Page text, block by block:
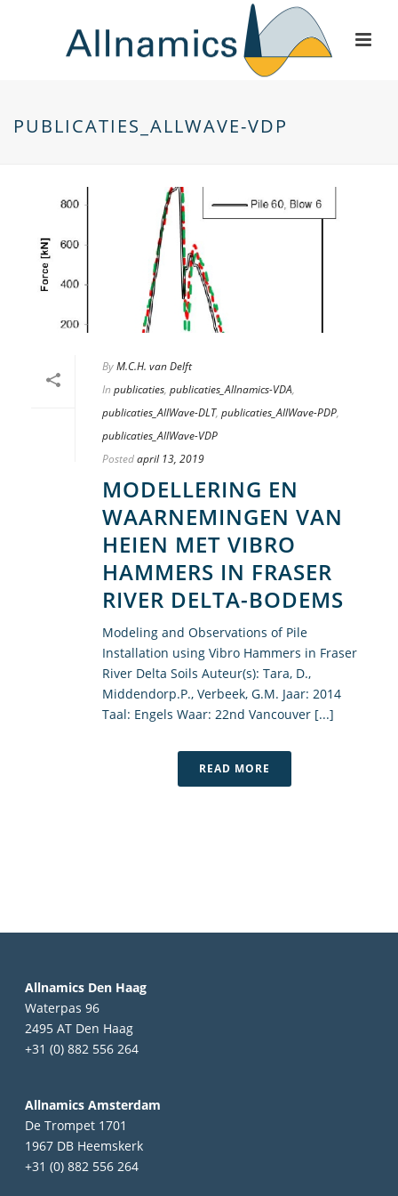
PUBLICATIES_ALLWAVE-VDP
ByM.C.H. van Delft
In publicaties, publicaties_Allnamics-VDA,
publicaties_AllWave-DLT, publicaties_AllWave-PDP,
publicaties_AllWave-VDP
Postedapril 13, 2019
MODELLERING EN
WAARNEMINGEN VAN
HEIEN MET VIBRO
HAMMERS IN FRASER
RIVER DELTA-BODEMS
Modeling and Observations of Pile
Installation using Vibro Hammers in Fraser
River Delta Soils Auteur(s): Tara, D.,
Middendorp.P., Verbeek, G.M. Jaar: 2014
Taal: Engels Waar: 22nd Vancouver [...]
READ MORE
Allnamics Den Haag
Waterpas 96
2495 AT Den Haag
+31 (0) 882 556 264
Allnamics Amsterdam
De Trompet 1701
1967 DB Heemskerk
+31 (0) 882 556 264